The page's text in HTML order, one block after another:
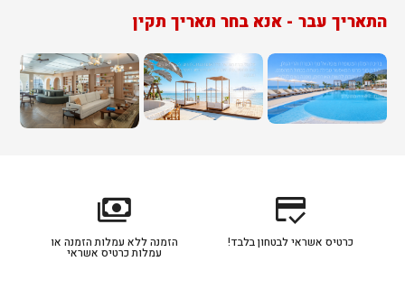
התאריך עבר - אנא בחר תאריך תקין
הוטלס
אליך
בשעות
הפעילות
credit_score
כרטיס אשראי לבטחון בלבד!
payments
הזמנה ללא עמלות הזמנה או
עמלות כרטיס אשראי